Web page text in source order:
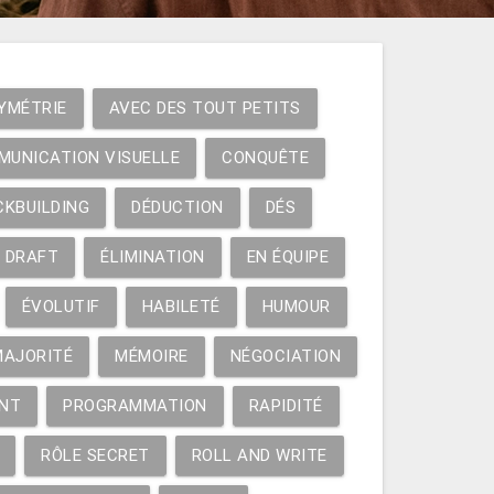
AVEC DES TOUT PETITS
VISUELLE CONQUÊTE
DÉDUCTION DÉS
DRAFT ÉLIMINATION EN ÉQUIPE
ÉVOLUTIF HABILETÉ HUMOUR
MÉMOIRE NÉGOCIATION
PROGRAMMATION RAPIDITÉ
RÔLE SECRET ROLL AND WRITE